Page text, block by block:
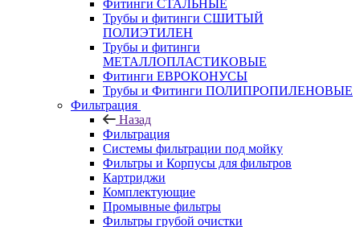
Фитинги СТАЛЬНЫЕ
Трубы и фитинги СШИТЫЙ
ПОЛИЭТИЛЕН
Трубы и фитинги
МЕТАЛЛОПЛАСТИКОВЫЕ
Фитинги ЕВРОКОНУСЫ
Трубы и Фитинги ПОЛИПРОПИЛЕНОВЫЕ
Фильтрация
Назад
Фильтрация
Системы фильтрации под мойку
Фильтры и Корпусы для фильтров
Картриджи
Комплектующие
Промывные фильтры
Фильтры грубой очистки